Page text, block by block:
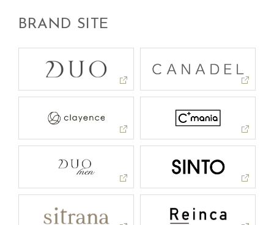
BRAND SITE